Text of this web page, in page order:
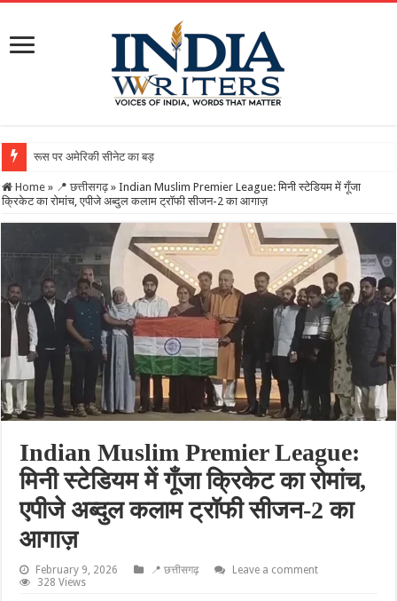
रूस पर अमेरिकी सीनेट का बड़ा एक्शन! भारत-चीन पर 100% टैरि
Home » 📍 छत्तीसगढ़ » Indian Muslim Premier League: मिनी स्टेडियम में गूँजा
क्रिकेट का रोमांच, एपीजे अब्दुल कलाम ट्रॉफी सीजन-2 का आगाज़
Indian Muslim Premier League:
मिनी स्टेडियम में गूँजा क्रिकेट का रोमांच,
एपीजे अब्दुल कलाम ट्रॉफी सीजन-2 का
आगाज़
February 9, 2026 📍 छत्तीसगढ़
Leave a comment
328 Views